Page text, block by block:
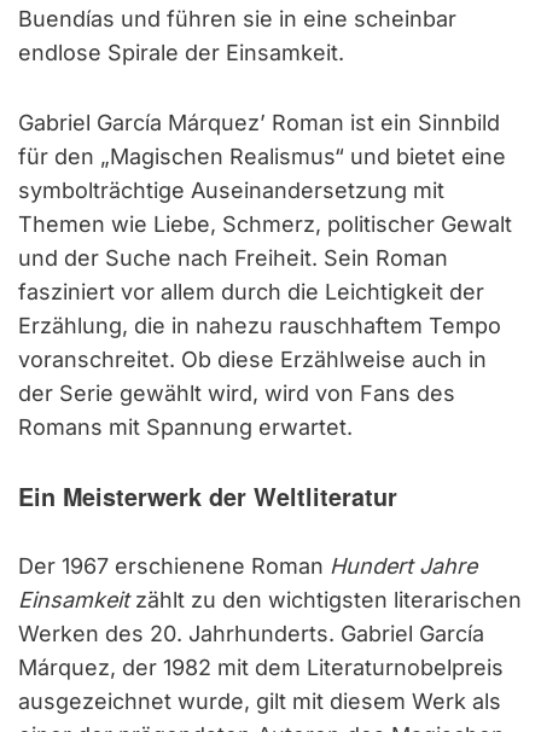
Buendías und führen sie in eine scheinbar
endlose Spirale der Einsamkeit.
Gabriel García Márquez’ Roman ist ein Sinnbild
für den „Magischen Realismus“ und bietet eine
symbolträchtige Auseinandersetzung mit
Themen wie Liebe, Schmerz, politischer Gewalt
und der Suche nach Freiheit. Sein Roman
fasziniert vor allem durch die Leichtigkeit der
Erzählung, die in nahezu rauschhaftem Tempo
voranschreitet. Ob diese Erzählweise auch in
der Serie gewählt wird, wird von Fans des
Romans mit Spannung erwartet.
Ein Meisterwerk der Weltliteratur
Der 1967 erschienene Roman Hundert Jahre
Einsamkeitzählt zu den wichtigsten literarischen
Werken des 20. Jahrhunderts. Gabriel García
Márquez, der 1982 mit dem Literaturnobelpreis
ausgezeichnet wurde, gilt mit diesem Werk als